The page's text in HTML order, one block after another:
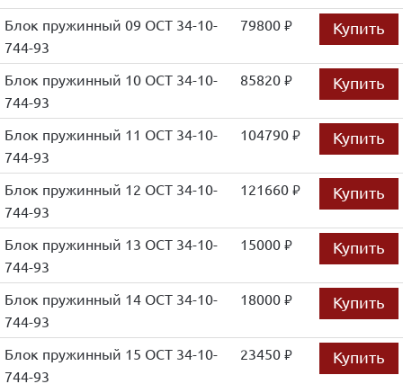
Блок пружинный 09 ОСТ 34-10-
744-93
79800 руб. Купить
Блок пружинный 10 ОСТ 34-10-
744-93
85820 руб. Купить
Блок пружинный 11 ОСТ 34-10-
744-93
104790 руб. Купить
Блок пружинный 12 ОСТ 34-10-
744-93
121660 руб. Купить
Блок пружинный 13 ОСТ 34-10-
744-93
15000 руб. Купить
Блок пружинный 14 ОСТ 34-10-
744-93
18000 руб. Купить
Блок пружинный 15 ОСТ 34-10-
744-93
23450 руб. Купить